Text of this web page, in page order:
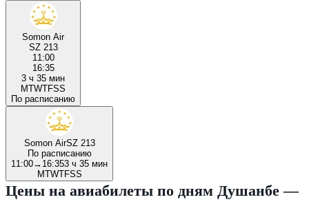
Somon Air
SZ 213
11:00
16:35
3 ч 35 мин
MTWTFSS
По расписанию
Somon AirSZ 213
По расписанию
11:00→ 16:353 ч 35 мин
MTWTFSS
Цены на авиабилеты по дням Душанбе —